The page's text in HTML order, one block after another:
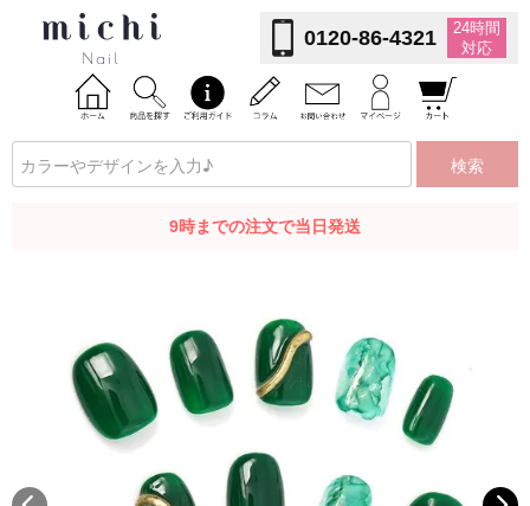
0120-86-4321
24時間
対応
検索
9時までの注文で当日発送